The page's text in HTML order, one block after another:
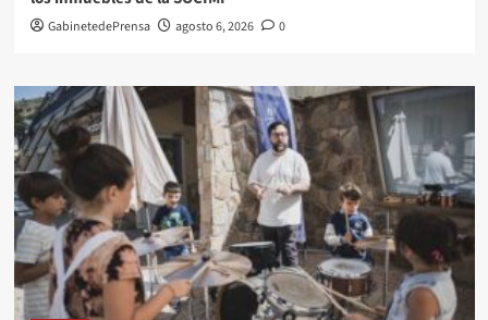
GabinetedePrensa agosto 6, 2026 0